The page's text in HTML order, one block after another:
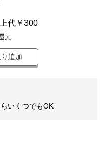
代￥300
元
追加
いくつでもOK